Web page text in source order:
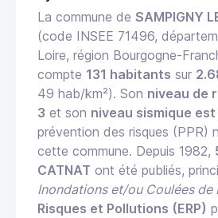
La commune de SAMPIGNY
(code INSEE 71496,
Loire, région Bourgogne-
compte 131 habitants sur
49 hab/km²). Son niveau de
3 et son niveau sismique est
prévention des risques (PPR)
cette commune. Depuis 1982,
CATNAT ont été publiés,
Inondations et/ou Coulées de
Risques et Pollutions (ERP)